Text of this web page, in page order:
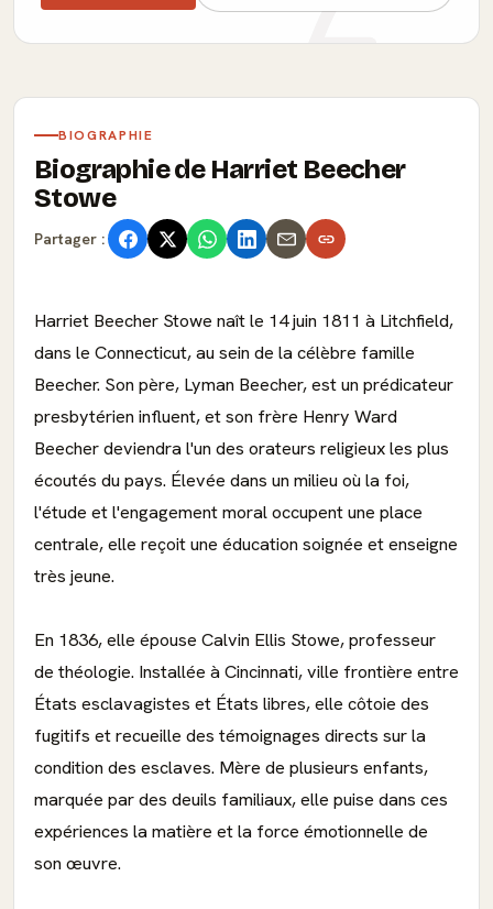
BIOGRAPHIE
Biographie de Harriet Beecher
Stowe
Partager :
Harriet Beecher Stowe naît le 14 juin 1811 à Litchfield,
dans le Connecticut, au sein de la célèbre famille
Beecher. Son père, Lyman Beecher, est un prédicateur
presbytérien influent, et son frère Henry Ward
Beecher deviendra l'un des orateurs religieux les plus
écoutés du pays. Élevée dans un milieu où la foi,
l'étude et l'engagement moral occupent une place
centrale, elle reçoit une éducation soignée et enseigne
très jeune.
En 1836, elle épouse Calvin Ellis Stowe, professeur
de théologie. Installée à Cincinnati, ville frontière entre
États esclavagistes et États libres, elle côtoie des
fugitifs et recueille des témoignages directs sur la
condition des esclaves. Mère de plusieurs enfants,
marquée par des deuils familiaux, elle puise dans ces
expériences la matière et la force émotionnelle de
son œuvre.